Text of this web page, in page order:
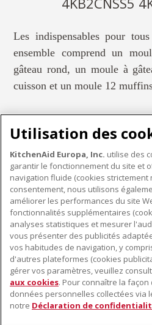
Les indispensables pour
ensemble comprend un
gâteau rond, un moule à
cuisson et un moule 12
À PROPOS DE KITCHENAID
À propos de KitchenAid
Histoire de la marque
Communiqués de presse
ODR
NOS PRODUITS
Petits électroménagers
Matériel de cuisine
Accessoires
SERVICE CLIENT
Trouver un magasin
Utilisation des
KitchenAid Europa, Inc. utilise des
garantir le fonctionnement du site et
navigation fluide (cookies strictement
consentement, nous utilisons
améliorer les performances du site
fonctionnalités supplémentaires
analyses statistiques et mesurer
vous présenter des publicités
vos habitudes de navigation, y
d'autres plateformes (cookies
gérer vos paramètres, veuillez
aux cookies. Pour connaître la
données personnelles collectées via
notre Déclaration de